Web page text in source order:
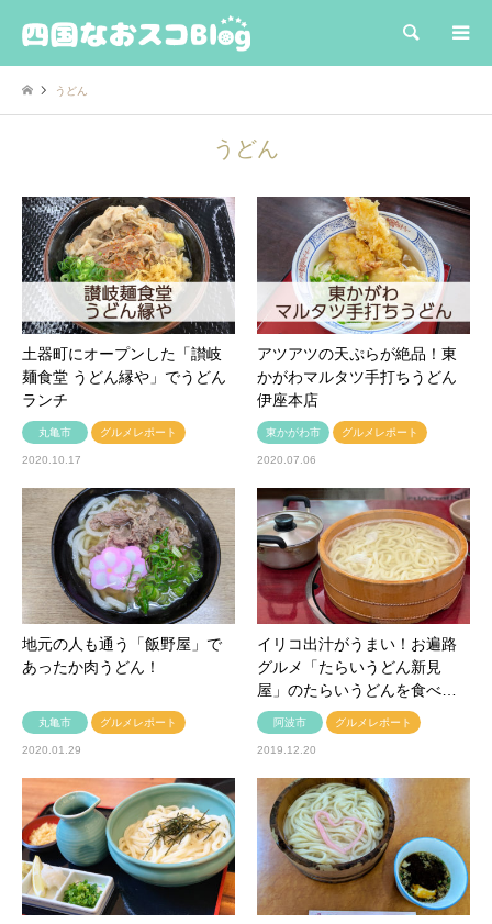
検索
うどん
うどん
土器町にオープンした「讃岐
麺食堂 うどん縁や」でうどん
ランチ
丸亀市 グルメレポート
2020.10.17
アツアツの天ぷらが絶品！東
かがわマルタツ手打ちうどん
伊座本店
東かがわ市 グルメレポート
2020.07.06
地元の人も通う「飯野屋」で
あったか肉うどん！
丸亀市 グルメレポート
2020.01.29
イリコ出汁がうまい！お遍路
グルメ「たらいうどん新見
屋」のたらいうどんを食べ…
阿波市 グルメレポート
2019.12.20